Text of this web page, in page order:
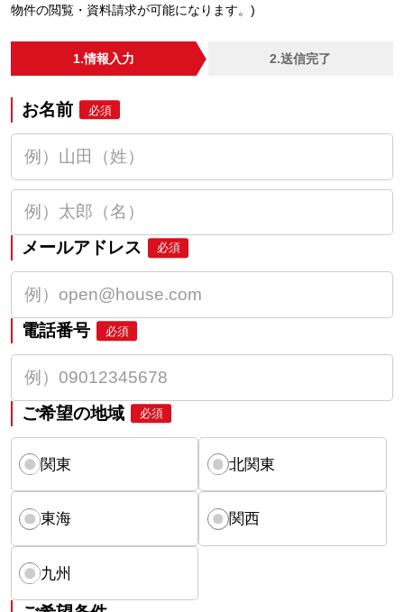
物件の閲覧・資料請求が可能になります。)
1.情報入力 2.送信完了
お名前 必須
メールアドレス 必須
電話番号 必須
ご希望の地域 必須
関東 北関東
東海 関西
九州